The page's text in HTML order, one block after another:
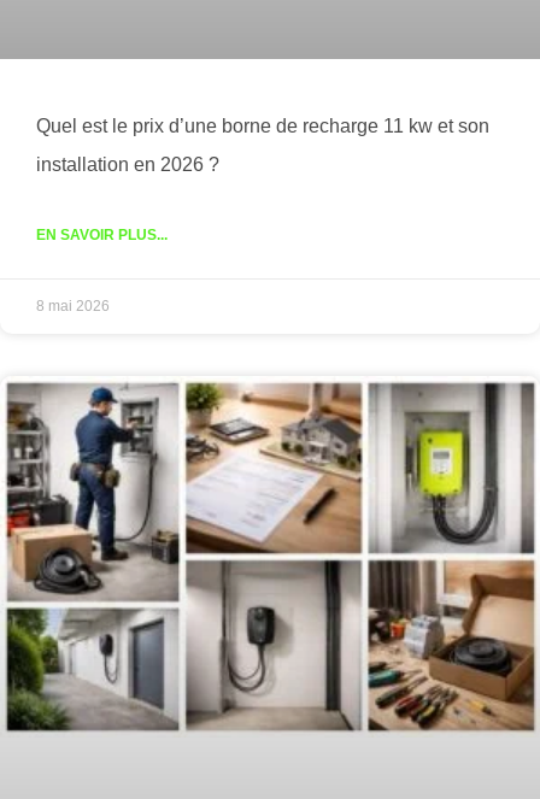
Quel est le prix d’une borne de recharge 11 kw et son
installation en 2026 ?
EN SAVOIR PLUS...
8 mai 2026